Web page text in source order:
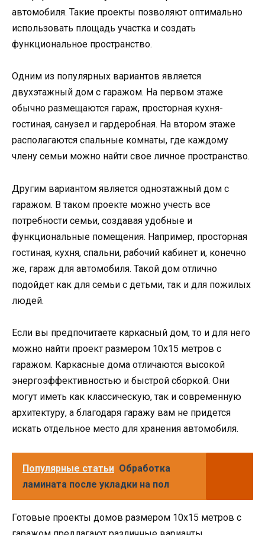
автомобиля. Такие проекты позволяют оптимально
использовать площадь участка и создать
функциональное пространство.
Одним из популярных вариантов является
двухэтажный дом с гаражом. На первом этаже
обычно размещаются гараж, просторная кухня-
гостиная, санузел и гардеробная. На втором этаже
располагаются спальные комнаты, где каждому
члену семьи можно найти свое личное пространство.
Другим вариантом является одноэтажный дом с
гаражом. В таком проекте можно учесть все
потребности семьи, создавая удобные и
функциональные помещения. Например, просторная
гостиная, кухня, спальни, рабочий кабинет и, конечно
же, гараж для автомобиля. Такой дом отлично
подойдет как для семьи с детьми, так и для пожилых
людей.
Если вы предпочитаете каркасный дом, то и для него
можно найти проект размером 10х15 метров с
гаражом. Каркасные дома отличаются высокой
энергоэффективностью и быстрой сборкой. Они
могут иметь как классическую, так и современную
архитектуру, а благодаря гаражу вам не придется
искать отдельное место для хранения автомобиля.
Популярные статьи Обработка
ламината после укладки на пол
Готовые проекты домов размером 10х15 метров с